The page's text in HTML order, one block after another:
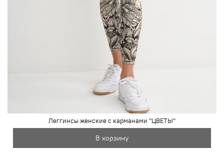
Леггинсы женские с карманами "ЦВЕТЫ"
В корзину